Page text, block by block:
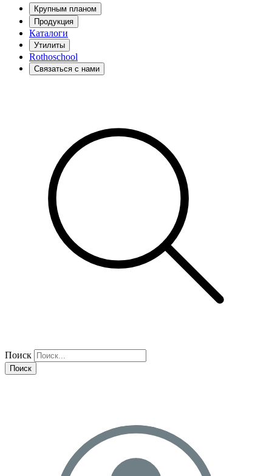
Крупным планом
Продукция
Каталоги
Утилиты
Rothoschool
Связаться с нами
Поиск
Поиск